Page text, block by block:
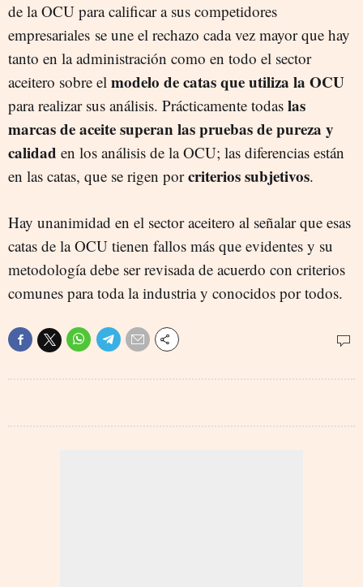
de la OCU para calificar a sus competidores
empresariales se une el rechazo cada vez mayor que hay
tanto en la administración como en todo el sector
aceitero sobre el modelo de catas que utiliza la OCU
para realizar sus análisis. Prácticamente todas las
marcas de aceite superan las pruebas de pureza y
calidad en los análisis de la OCU; las diferencias están
en las catas, que se rigen porcriterios subjetivos.
Hay unanimidad en el sector aceitero al señalar que esas
catas de la OCU tienen fallos más que evidentes y su
metodología debe ser revisada de acuerdo con criterios
comunes para toda la industria y conocidos por todos.